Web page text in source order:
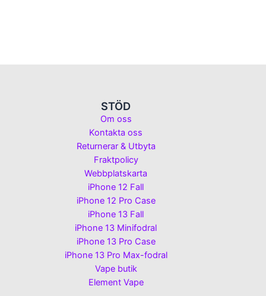
STÖD
Om oss
Kontakta oss
Returnerar & Utbyta
Fraktpolicy
Webbplatskarta
iPhone 12 Fall
iPhone 12 Pro Case
iPhone 13 Fall
iPhone 13 Minifodral
iPhone 13 Pro Case
iPhone 13 Pro Max-fodral
Vape butik
Element Vape